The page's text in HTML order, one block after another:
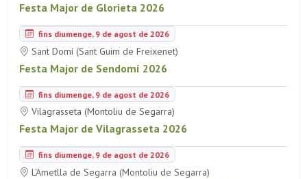
Festa Major de Glorieta 2026
fins diumenge, 9 de agost de 2026
Sant Domí (Sant Guim de Freixenet)
Festa Major de Sendomí 2026
fins diumenge, 9 de agost de 2026
Vilagrasseta (Montoliu de Segarra)
Festa Major de Vilagrasseta 2026
fins diumenge, 9 de agost de 2026
L'Ametlla de Segarra (Montoliu de Segarra)